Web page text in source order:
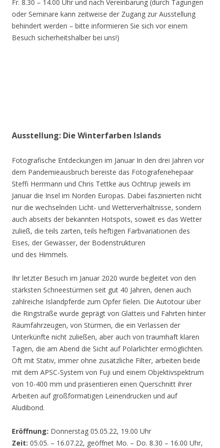
Fr. 8.30 – 14.00 Uhr und nach Vereinbarung (durch Tagungen
oder Seminare kann zeitweise der Zugang zur Ausstellung
behindert werden – bitte informieren Sie sich vor einem
Besuch sicherheitshalber bei uns!)
Ausstellung: Die Winterfarben Islands
Fotografische Entdeckungen im Januar In den drei Jahren vor
dem Pandemieausbruch bereiste das Fotografenehepaar
Steffi Herrmann und Chris Tettke aus Ochtrup jeweils im
Januar die Insel im Norden Europas. Dabei faszinierten nicht
nur die wechselnden Licht- und Wetterverhältnisse, sondern
auch abseits der bekannten Hotspots, soweit es das Wetter
zuließ, die teils zarten, teils heftigen Farbvariationen des
Eises, der Gewässer, der Bodenstrukturen
und des Himmels.
Ihr letzter Besuch im Januar 2020 wurde begleitet von den
stärksten Schneestürmen seit gut 40 Jahren, denen auch
zahlreiche Islandpferde zum Opfer fielen. Die Autotour über
die Ringstraße wurde geprägt von Glatteis und Fahrten hinter
Räumfahrzeugen, von Stürmen, die ein Verlassen der
Unterkünfte nicht zuließen, aber auch von traumhaft klaren
Tagen, die am Abend die Sicht auf Polarlichter ermöglichten.
Oft mit Stativ, immer ohne zusätzliche Filter, arbeiten beide
mit dem APSC-System von Fuji und einem Objektivspektrum
von 10-400 mm und präsentieren einen Querschnitt ihrer
Arbeiten auf großformatigen Leinendrucken und auf
Aludibond.
Eröffnung: Donnerstag 05.05.22, 19.00 Uhr
Zeit: 05.05. – 16.07.22, geöffnet Mo. – Do. 8.30 – 16.00 Uhr,